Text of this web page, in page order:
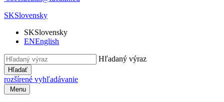
SKSlovensky
SKSlovensky
ENEnglish
Hľadaný výraz
Hľadať
rozšírené vyhľadávanie
Menu